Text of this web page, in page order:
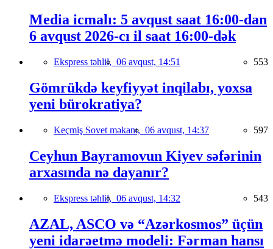
Media icmalı: 5 avqust saat 16:00-dan
6 avqust 2026-cı il saat 16:00-dək
Ekspress təhlil, 06 avqust, 14:51 553
Gömrükdə keyfiyyət inqilabı, yoxsa
yeni bürokratiya?
Keçmiş Sovet məkanı, 06 avqust, 14:37 597
Ceyhun Bayramovun Kiyev səfərinin
arxasında nə dayanır?
Ekspress təhlil, 06 avqust, 14:32 543
AZAL, ASCO və “Azərkosmos” üçün
yeni idarəetmə modeli: Fərman hansı